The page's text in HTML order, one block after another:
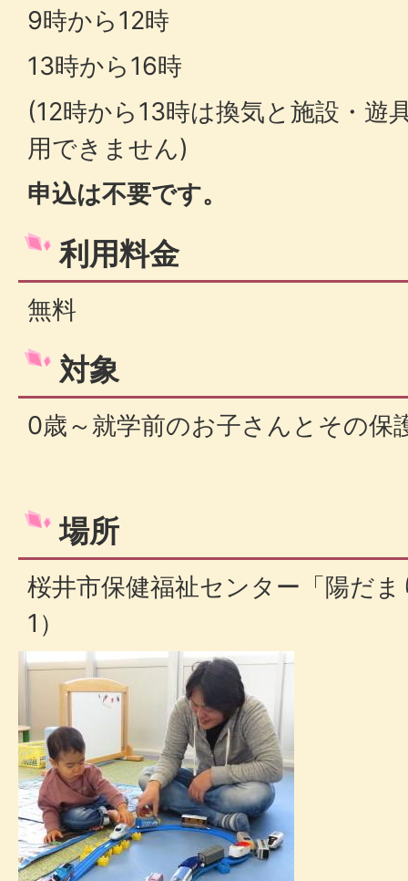
9時から12時
13時から16時
(12時から13時は換気と施設・遊
用できません)
申込は不要です。
利用料金
無料
対象
0歳～就学前のお子さんとその保
場所
桜井市保健福祉センター「陽だ
1）